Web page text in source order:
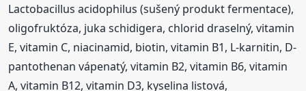
Lactobacillus acidophilus (sušený produkt fermentace),
oligofruktóza, juka schidigera, chlorid draselný, vitamin
E, vitamin C, niacinamid, biotin, vitamin B1, L-karnitin, D-
pantothenan vápenatý, vitamin B2, vitamin B6, vitamin
A, vitamin B12, vitamin D3, kyselina listová,